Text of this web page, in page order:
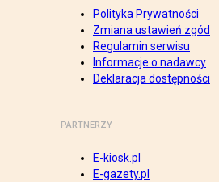
Polityka Prywatności
Zmiana ustawień zgód
Regulamin serwisu
Informacje o nadawcy
Deklaracja dostępności
PARTNERZY
E-kiosk.pl
E-gazety.pl